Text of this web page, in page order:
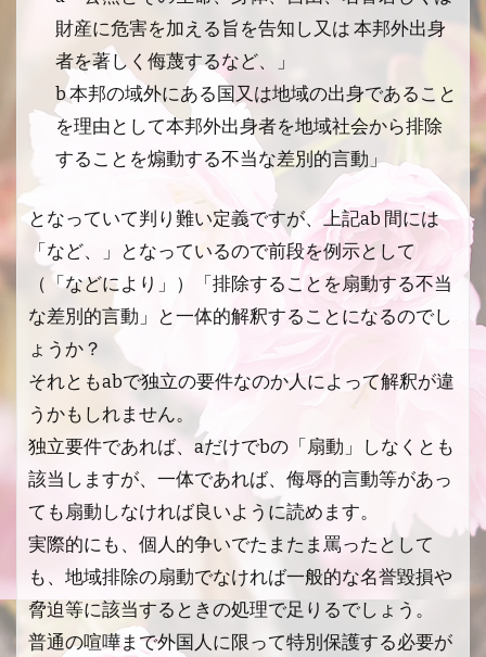
財産に危害を加える旨を告知し又は 本邦外出身
者を著しく侮蔑するなど、」
b 本邦の域外にある国又は地域の出身であること
を理由として本邦外出身者を地域社会から排除
することを煽動する不当な差別的言動」
となっていて判り難い定義ですが、上記ab 間には
「など、」となっているので前段を例示として
（「などにより」）「排除することを扇動する不当
な差別的言動」と一体的解釈することになるのでし
ょうか？
それともabで独立の要件なのか人によって解釈が違
うかもしれません。
独立要件であれば、aだけでbの「扇動」しなくとも
該当しますが、一体であれば、侮辱的言動等があっ
ても扇動しなければ良いように読めます。
実際的にも、個人的争いでたまたま罵ったとして
も、地域排除の扇動でなければ一般的な名誉毀損や
脅迫等に該当するときの処理で足りるでしょう。
普通の喧嘩まで外国人に限って特別保護する必要が